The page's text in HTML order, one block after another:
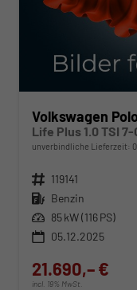
Volkswagen
Life Plus 1.0 TSI 7-
unverbindliche Lieferzeit:
Fahrzeugnr. 119141
Kraftstoff Benzin
Leistung 85 kW (116 PS)
05.12.2025
21.690,– €
incl. 19% MwSt.